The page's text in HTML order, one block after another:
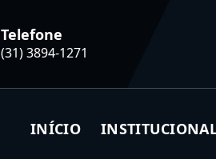
Telefone
(31) 3894-1271
INÍCIO